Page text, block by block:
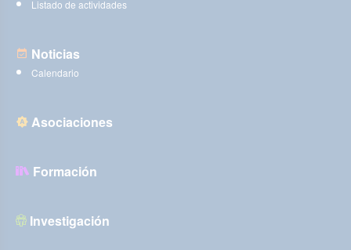
Listado de actividades
Noticias
Calendario
Asociaciones
Formación
Investigación